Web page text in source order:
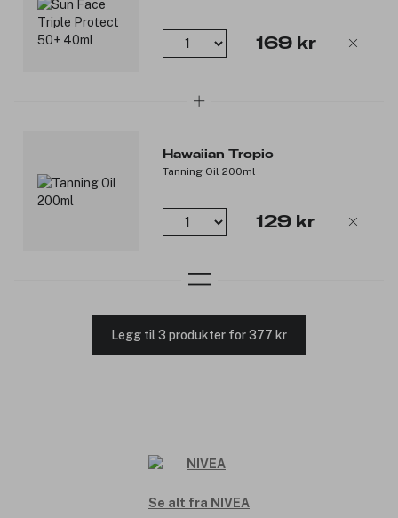
169 kr
Hawaiian Tropic
Tanning Oil 200ml
129 kr
Legg til 3 produkter for 377 kr
Se alt fra NIVEA